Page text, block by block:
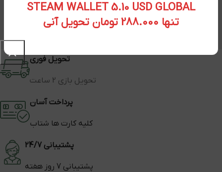
STEAM WALLET 5.10 USD GLOBAL
تنها 288.000 تومان تحویل آنی
تحویل فوری
تحویل بازی 2 ساعت
پرداخت آسان
کلیه کارت ها شتاب
پشتیبانی 24/7
پشتیبانی 7 روز هفته